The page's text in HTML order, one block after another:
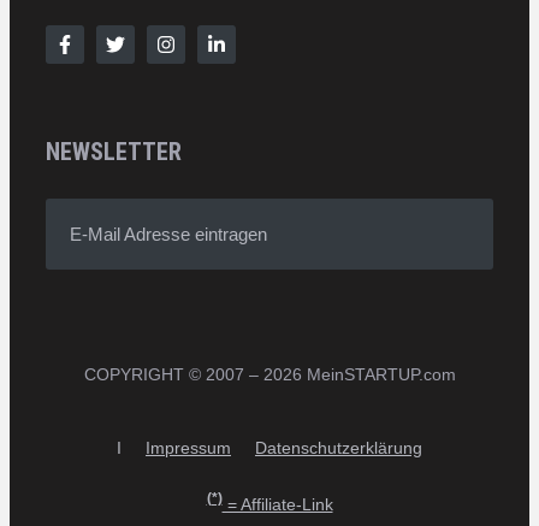
NEWSLETTER
E-Mail Adresse eintragen
COPYRIGHT © 2007 – 2026 MeinSTARTUP.com
I Impressum Datenschutzerklärung
(*)= Affiliate-Link